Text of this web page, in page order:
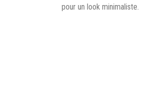
pour un look minimaliste.